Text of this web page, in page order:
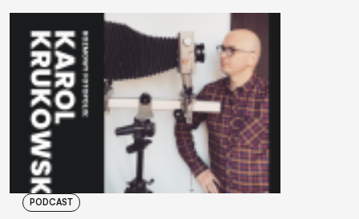
PODCAST